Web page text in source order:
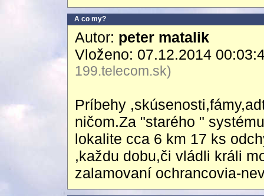
A co my?
Autor: peter matalik
Vloženo: 07.12.2014
199.telecom.sk)
Príbehy
ničom.Za "starého "
lokalite cca 6 km 17 ks
,každu dobu,či vládli králi
zalamovaní ochrancovia-